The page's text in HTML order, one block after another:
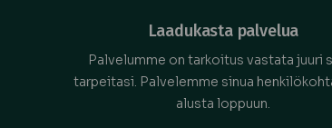
Laadukasta palvelua
Palvelumme on tarkoitus vastata juuri
tarpeitasi. Palvelemme sinua
alusta loppuun.